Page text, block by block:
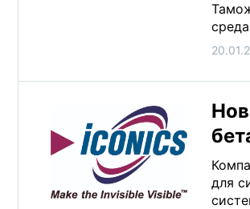
для